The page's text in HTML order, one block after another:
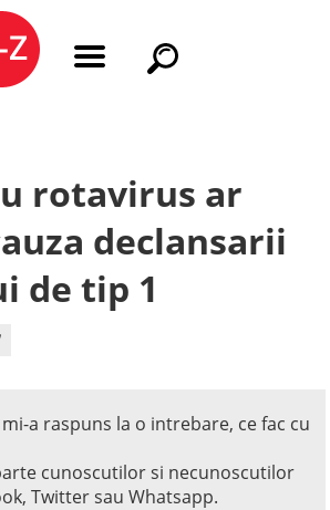
rotavirus ar
declansarii
de tip 1
a raspuns la o intrebare, ce fac cu
cunoscutilor si necunoscutilor
Twitter sau Whatsapp.